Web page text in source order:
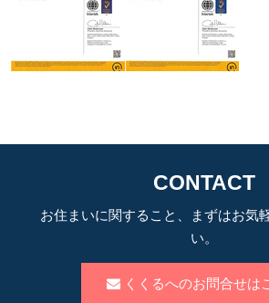
CONTACT
お住まいに関すること、まずはお気
い。
くくるへのお問合せは